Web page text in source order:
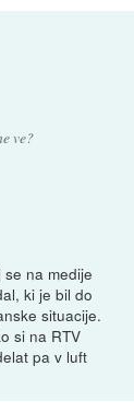
ve?
na medije
ki je bil do
situacije.
si na RTV
pa v luft